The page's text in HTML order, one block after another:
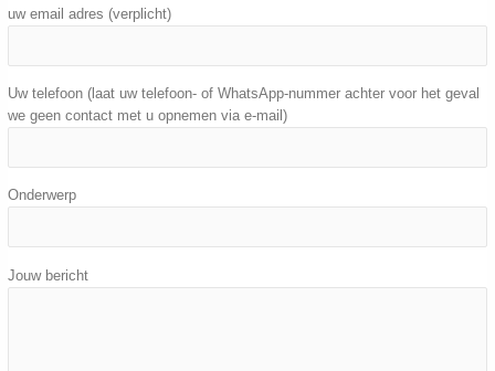
uw email adres (verplicht)
Uw telefoon (laat uw telefoon- of WhatsApp-nummer achter voor het geval
we geen contact met u opnemen via e-mail)
Onderwerp
Jouw bericht